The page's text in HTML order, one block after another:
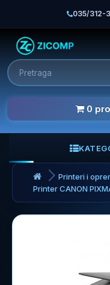
035/312-
0
Printeri i
Printer CANON